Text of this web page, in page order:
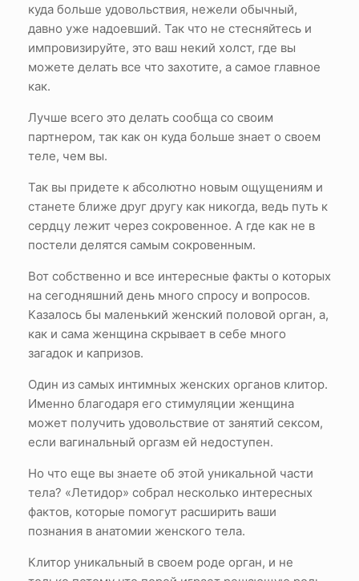
куда больше удовольствия, нежели обычный,
давно уже надоевший. Так что не стесняйтесь и
импровизируйте, это ваш некий холст, где вы
можете делать все что захотите, а самое главное
как.
Лучше всего это делать сообща со своим
партнером, так как он куда больше знает о своем
теле, чем вы.
Так вы придете к абсолютно новым ощущениям и
станете ближе друг другу как никогда, ведь путь к
сердцу лежит через сокровенное. А где как не в
постели делятся самым сокровенным.
Вот собственно и все интересные факты о которых
на сегодняшний день много спросу и вопросов.
Казалось бы маленький женский половой орган, а,
как и сама женщина скрывает в себе много
загадок и капризов.
Один из самых интимных женских органов клитор.
Именно благодаря его стимуляции женщина
может получить удовольствие от занятий сексом,
если вагинальный оргазм ей недоступен.
Но что еще вы знаете об этой уникальной части
тела? «Летидор» собрал несколько интересных
фактов, которые помогут расширить ваши
познания в анатомии женского тела.
Клитор уникальный в своем роде орган, и не